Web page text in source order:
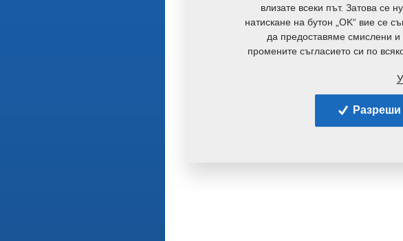
влизате всеки път. Затова се
натискане на бутон „OK“ вие се
да предоставяме смислени
промените съгласието си по
Разреши